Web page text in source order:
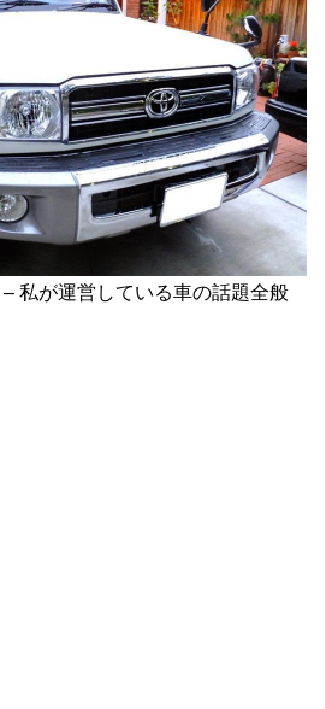
– 私が運営している車の話題全般